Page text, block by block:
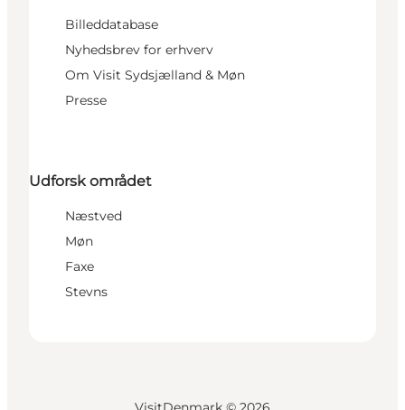
Billeddatabase
Nyhedsbrev for erhverv
Om Visit Sydsjælland & Møn
Presse
Udforsk området
Næstved
Møn
Faxe
Stevns